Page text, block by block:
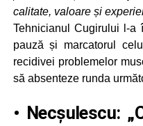
calitate, valoare și
Tehnicianul Cugirului l-a
pauză și marcatorul
recidivei problemelor
să absenteze runda
• Necșulescu: